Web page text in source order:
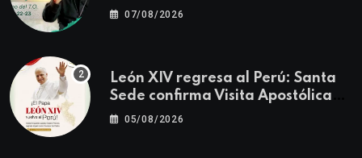
Ordinario | Mateo 14, 22-23
07/08/2026
León XIV regresa al Perú: Santa
Sede confirma Visita Apostólica
del 11 al 17 de noviembre
05/08/2026